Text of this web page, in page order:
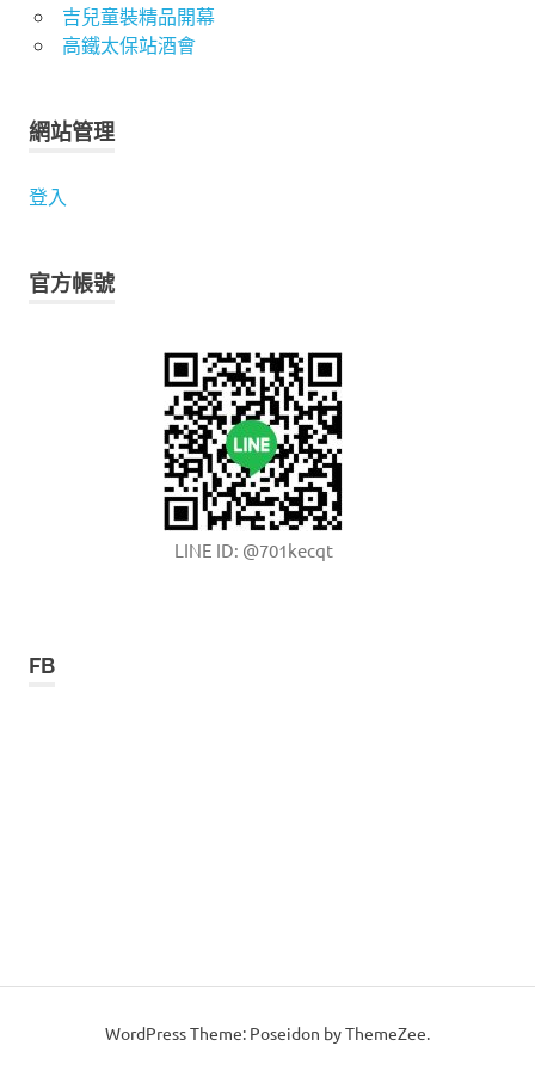
吉兒童裝精品開幕
高鐵太保站酒會
網站管理
登入
官方帳號
LINE ID: @701kecqt
FB
WordPress Theme: Poseidon by ThemeZee.